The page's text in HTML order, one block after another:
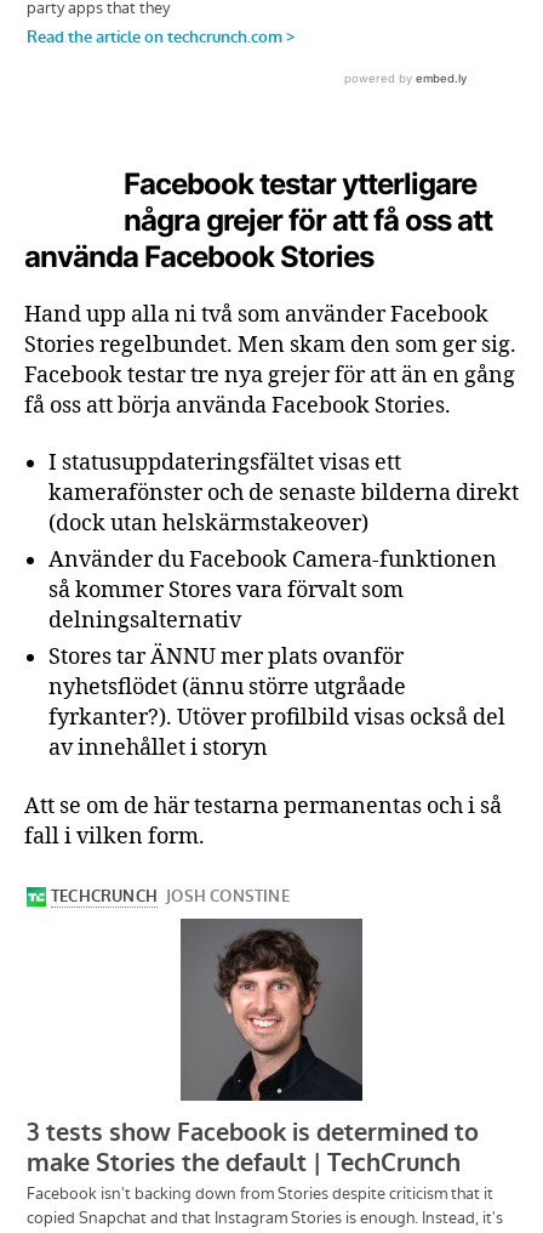
Facebook testar ytterligare
några grejer för att få oss att
använda Facebook Stories
Hand upp alla ni två som använder Facebook
Stories regelbundet. Men skam den som ger sig.
Facebook testar tre nya grejer för att än en gång
få oss att börja använda Facebook Stories.
I statusuppdateringsfältetvisas ett
kamerafönster och de senaste bilderna direkt
(dockutanhelskärmstakeover)
Använder duFacebook Camera-funktionen
såkommer Storesvaraförvalt som
delningsalternativ
StorestarÄNNUmerplats ovanför
nyhetsflödet (ännu större utgråade
fyrkanter?). Utöverprofilbildvisas också del
avinnehålleti storyn
Att se om de här testarna permanentas och i så
fall i vilken form.